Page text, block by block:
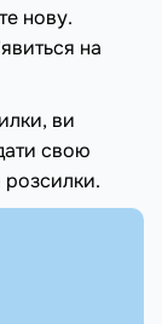
нову.
на
ви
свою
розсилки.